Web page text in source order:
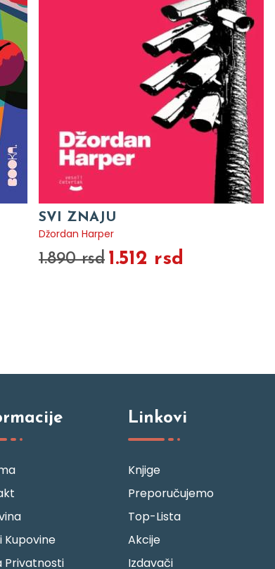
SVI ZNAJU
Džordan Harper
1.890 rsd 1.512 rsd
Kupovine
Privatnosti
Linkovi
Knjige
Preporučujemo
Top-Lista
Akcije
Izdavači